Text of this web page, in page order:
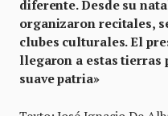
diferente. Desde su
organizaron recitales,
clubes culturales. El
llegaron a estas tierras
suave patria»